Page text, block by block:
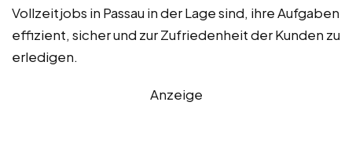
Vollzeitjobs in Passau in der Lage sind, ihre Aufgaben
effizient, sicher und zur Zufriedenheit der Kunden zu
erledigen.
Anzeige